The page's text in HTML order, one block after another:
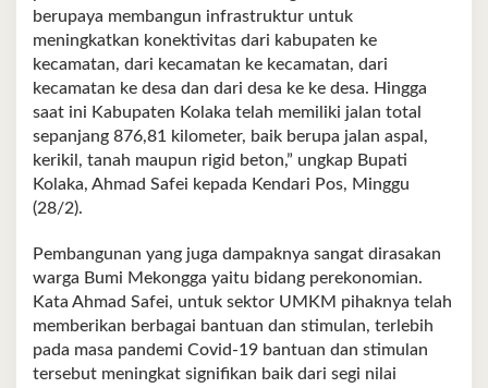
berupaya membangun infrastruktur untuk
meningkatkan konektivitas dari kabupaten ke
kecamatan, dari kecamatan ke kecamatan, dari
kecamatan ke desa dan dari desa ke ke desa. Hingga
saat ini Kabupaten Kolaka telah memiliki jalan total
sepanjang 876,81 kilometer, baik berupa jalan aspal,
kerikil, tanah maupun rigid beton,” ungkap Bupati
Kolaka, Ahmad Safei kepada Kendari Pos, Minggu
(28/2).
Pembangunan yang juga dampaknya sangat dirasakan
warga Bumi Mekongga yaitu bidang perekonomian.
Kata Ahmad Safei, untuk sektor UMKM pihaknya telah
memberikan berbagai bantuan dan stimulan, terlebih
pada masa pandemi Covid-19 bantuan dan stimulan
tersebut meningkat signifikan baik dari segi nilai